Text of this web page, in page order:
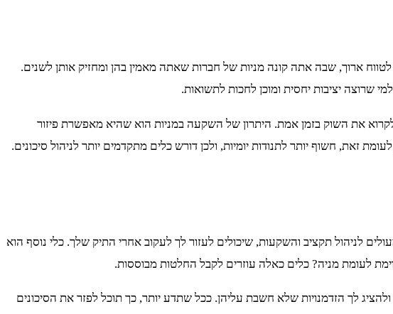
ארוך, שבה אתה קונה מניות של חברות שאתה מאמין בהן ומחזיק אותן לשנים.
שרוצה יציבות יחסית ומוכן לחכות לתשואות.
לקרוא את השוק בזמן אמת. היתרון של השקעה במניות הוא שהיא מאפשרת פיזור
זאת, חשוף יותר לתנודות יומיות, ולכן דורש כלים מתקדמים יותר לניהול סיכונים.
לניהול תקציב והשקעות, שיכולים לעזור לך לעקוב אחרי התיק שלך. כלי נוסף הוא
לך הזדמנויות שלא חשבת עליהן. ככל שתדע יותר, כך תוכל לפזר את הסיכונים